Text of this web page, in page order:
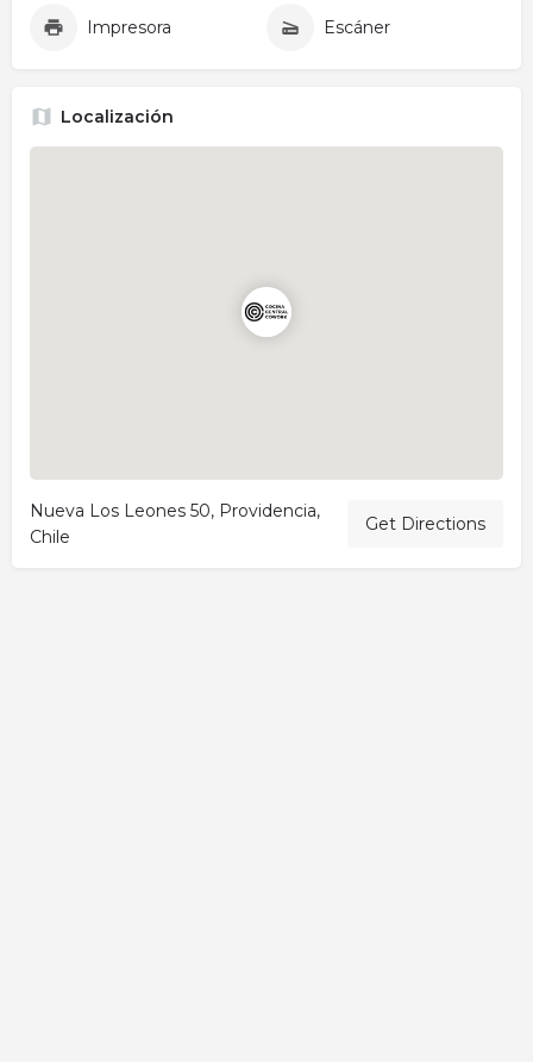
Impresora Escáner
Localización
Nueva Los Leones 50, Providencia,
Chile
Get Directions